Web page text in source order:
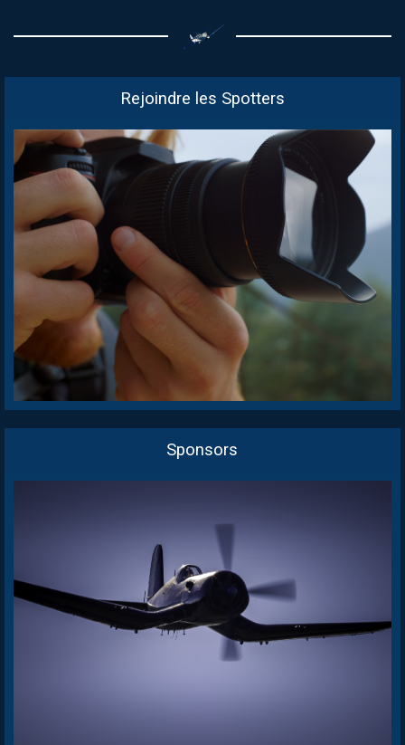
Rejoindre les Spotters
Sponsors